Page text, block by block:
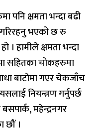
पनि क्षमता भन्दा बढी
गरिरहनु भएको छ रु
। हामीले क्षमता भन्दा
सहितका चोकहरुमा
बाटोमा गएर चेकजाँच
नियन्त्रण गर्नुपर्छ
महेन्द्रनगर
छौं ।